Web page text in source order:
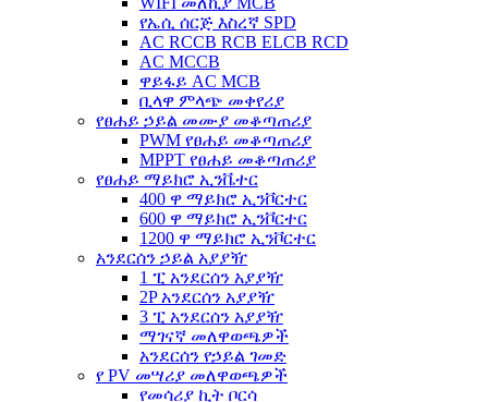
የኤሲ ሰርጅ እስረኛ SPD
AC RCCB RCB ELCB RCD
AC MCCB
ዋይፋይ AC MCB
ቢላዋ ምላጭ መቀየሪያ
የፀሐይ ኃይል መሙያ መቆጣጠሪያ
PWM የፀሐይ መቆጣጠሪያ
MPPT የፀሐይ መቆጣጠሪያ
የፀሐይ ማይክሮ ኢንቬተር
400 ዋ ማይክሮ ኢንቮርተር
600 ዋ ማይክሮ ኢንቮርተር
1200 ዋ ማይክሮ ኢንቮርተር
አንደርሰን ኃይል አያያዥ
1 ፒ አንደርሰን አያያዥ
2P አንደርሰን አያያዥ
3 ፒ አንደርሰን አያያዥ
ማገናኛ መለዋወጫዎች
አንደርሰን የኃይል ገመድ
የ PV መሣሪያ መለዋወጫዎች
የመሳሪያ ኪት ቦርሳ